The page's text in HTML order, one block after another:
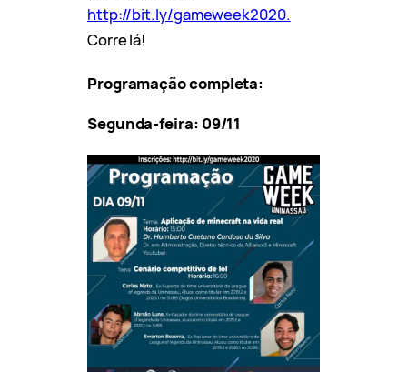
http://bit.ly/gameweek2020.
Corre lá!
Programação completa:
Segunda-feira: 09/11